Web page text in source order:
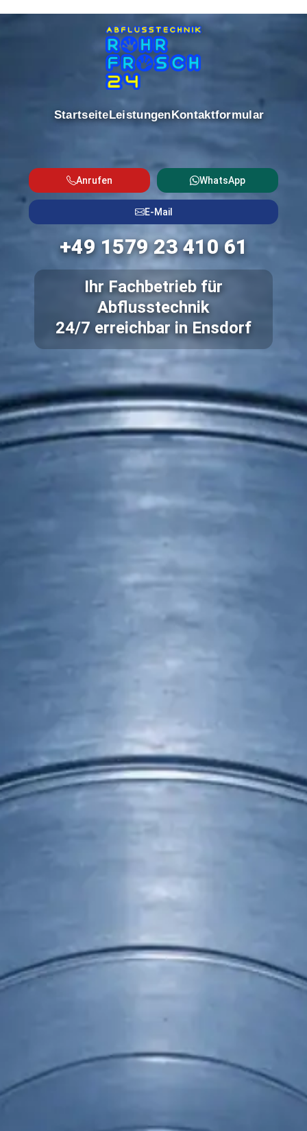
StartseiteLeistungenKontaktformular
Anrufen WhatsApp
E-Mail
+49 1579 23 410 61
Ihr Fachbetrieb für
Abflusstechnik
24/7 erreichbar in Ensdorf